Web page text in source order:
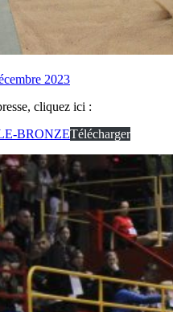
2023
cliquez ici :
BRONZETélécharger